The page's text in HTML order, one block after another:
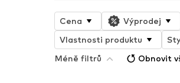
Cena Výprodej
Vlastnosti produktu
Méně filtrů
Obnovit